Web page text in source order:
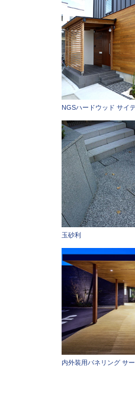
NGSハードウッド サイ
玉砂利
内外装用パネリング サ